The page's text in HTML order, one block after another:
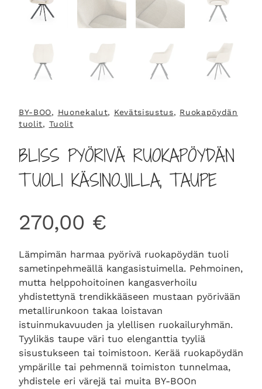
BY-BOO, Huonekalut, Kevätsisustus, Ruokapöydän
tuolit, Tuolit
BLISS PYÖRIVÄ RUOKAPÖYDÄN
TUOLI KÄSINOJILLA, TAUPE
270,00 €
Lämpimän harmaa pyörivä ruokapöydän tuoli
sametinpehmeällä kangasistuimella. Pehmoinen,
mutta helppohoitoinen kangasverhoilu
yhdistettynä trendikkääseen mustaan pyörivään
metallirunkoon takaa loistavan
istuinmukavuuden ja ylellisen ruokailuryhmän.
Tyylikäs taupe väri tuo elenganttia tyyliä
sisustukseen tai toimistoon. Kerää ruokapöydän
ympärille tai pehmennä toimiston tunnelmaa,
yhdistele eri värejä tai muita BY-BOOn